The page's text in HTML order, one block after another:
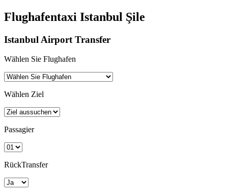
Flughafentaxi Istanbul Şile
Istanbul Airport Transfer
Wählen Sie Flughafen
Wählen Ziel
Passagier
RückTransfer